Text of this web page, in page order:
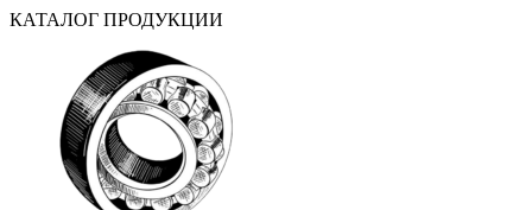
КАТАЛОГ ПРОДУКЦИИ